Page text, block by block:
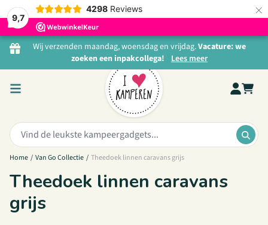
9,7
4298 Reviews ×
Ga naar de inhoud
Wij verzenden maandag, woensdag en vrijdag.Vacature: we
zoeken een inpakcollega! Lees meer
Zoeken:
Home / Van Go Collectie / Theedoek linnen caravans grijs
Theedoek linnen caravans
grijs